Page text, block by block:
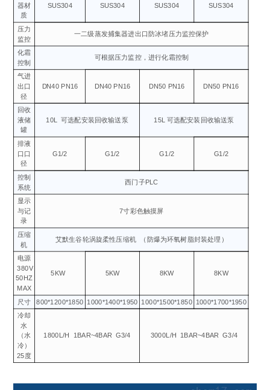
器材
质
SUS304 SUS304 SUS304 SUS304
压力
监控
一二级蒸发捕集器进出口防冰堵压力监控保护
化霜
控制
可根据压力监控，进行化霜控制
气进
出口
径
DN40 PN16 DN40 PN16 DN50 PN16 DN50 PN16
回收
液储
罐
10L 可选配安装回收输送泵 15L 可选配安装回收输送泵
排液
口口
径
G1/2 G1/2 G1/2 G1/2
控制
系统
西门子PLC
显示
与记
录
7寸彩色触摸屏
压缩
机
艾默生谷轮涡旋柔性压缩机 （防爆为环氧树脂封装处理）
电源
380V
50HZ
MAX
5KW 5KW 8KW 8KW
尺寸 800*1200*1850 1000*1400*1950 1000*1500*1850 1000*1700*1950
冷却
水
（水
冷）
25度
1800L/H 1BAR~4BAR G3/4 3000L/H 1BAR~4BAR G3/4